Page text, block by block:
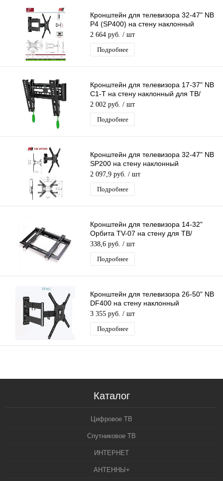
Кронштейн для телевизора 32-47" NB
P4 (SP400) на стену наклонный
поворотный для ТВ/Монитора
2 664 руб. / шт
Подробнее
Кронштейн для телевизора 17-37" NB
C1-T на стену наклонный для ТВ/
Монитора до 18,2кг
2 002 руб. / шт
Подробнее
Кронштейн для телевизора 32-47" NB
SP200 на стену наклонный
поворотный для ТВ/Монитора
2 097,9 руб. / шт
Подробнее
Кронштейн для телевизора 14-32"
Орбита TV-07 на стену для ТВ/
Монитора до 25кг
338,6 руб. / шт
Подробнее
Кронштейн для телевизора 26-50" NB
DF400 на стену наклонный
поворотный для ТВ/Монитора до
27,3кг
3 355 руб. / шт
Подробнее
Каталог
Цифровое ТВ
Спутниковое ТВ
ИНТЕРНЕТ
АНТЕННЫ+